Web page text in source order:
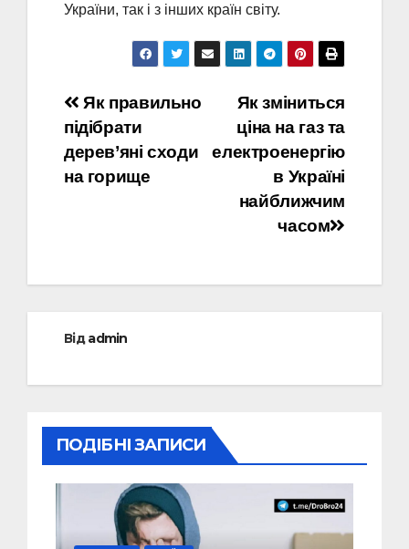
України, так і з інших країн світу.
Навігація
записів
Як зміниться
ціна на газ та
електроенергію
в Україні
найближчим
часом
Як правильно
підібрати
дерев’яні сходи
на горище
Відadmin
ПОДІБНІ ЗАПИСИ